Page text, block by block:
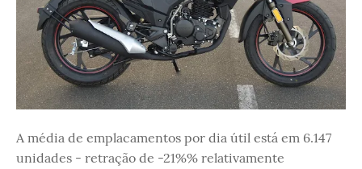
A média de emplacamentos por dia útil está em 6.147
unidades - retração de -21%% relativamente